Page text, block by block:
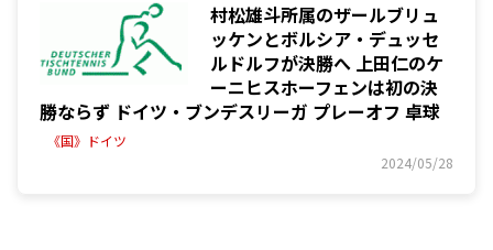
村松雄斗所属のザールブリュ
ッケンとボルシア・デュッセ
ルドルフが決勝へ 上田仁のケ
ーニヒスホーフェンは初の決
勝ならず ドイツ・ブンデスリーガ プレーオフ 卓球
《国》ドイツ
2024/05/28